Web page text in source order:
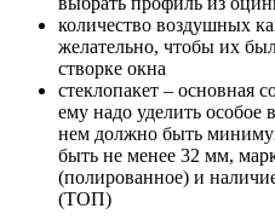
количество воздушных
желательно, чтобы их
створке окна
стеклопакет – основная
ему надо уделить
нем должно быть
быть не менее 32 мм,
(полированное) и
(ТОП)